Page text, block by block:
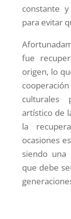
constante
para evitar
fue
origen, lo
culturales
artístico de
la
ocasiones
siendo
que debe